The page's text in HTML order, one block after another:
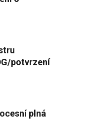
potvrzení
plná